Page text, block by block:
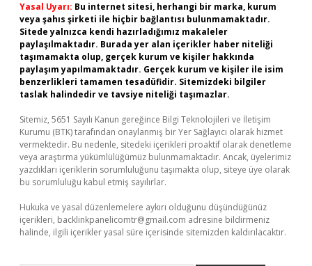
Yasal Uyarı: Bu internet sitesi, herhangi bir marka, kurum
veya şahıs şirketi ile hiçbir bağlantısı bulunmamaktadır.
Sitede yalnızca kendi hazırladığımız makaleler
paylaşılmaktadır. Burada yer alan içerikler haber niteliği
taşımamakta olup, gerçek kurum ve kişiler hakkında
paylaşım yapılmamaktadır. Gerçek kurum ve kişiler ile isim
benzerlikleri tamamen tesadüfidir. Sitemizdeki bilgiler
taslak halindedir ve tavsiye niteliği taşımazlar.
Sitemiz, 5651 Sayılı Kanun gereğince Bilgi Teknolojileri ve İletişim
Kurumu (BTK) tarafından onaylanmış bir Yer Sağlayıcı olarak hizmet
vermektedir. Bu nedenle, sitedeki içerikleri proaktif olarak denetleme
veya araştırma yükümlülüğümüz bulunmamaktadır. Ancak, üyelerimiz
yazdıkları içeriklerin sorumluluğunu taşımakta olup, siteye üye olarak
bu sorumluluğu kabul etmiş sayılırlar.
Hukuka ve yasal düzenlemelere aykırı olduğunu düşündüğünüz
içerikleri, backlinkpanelicomtr@gmail.com adresine bildirmeniz
halinde, ilgili içerikler yasal süre içerisinde sitemizden kaldırılacaktır.